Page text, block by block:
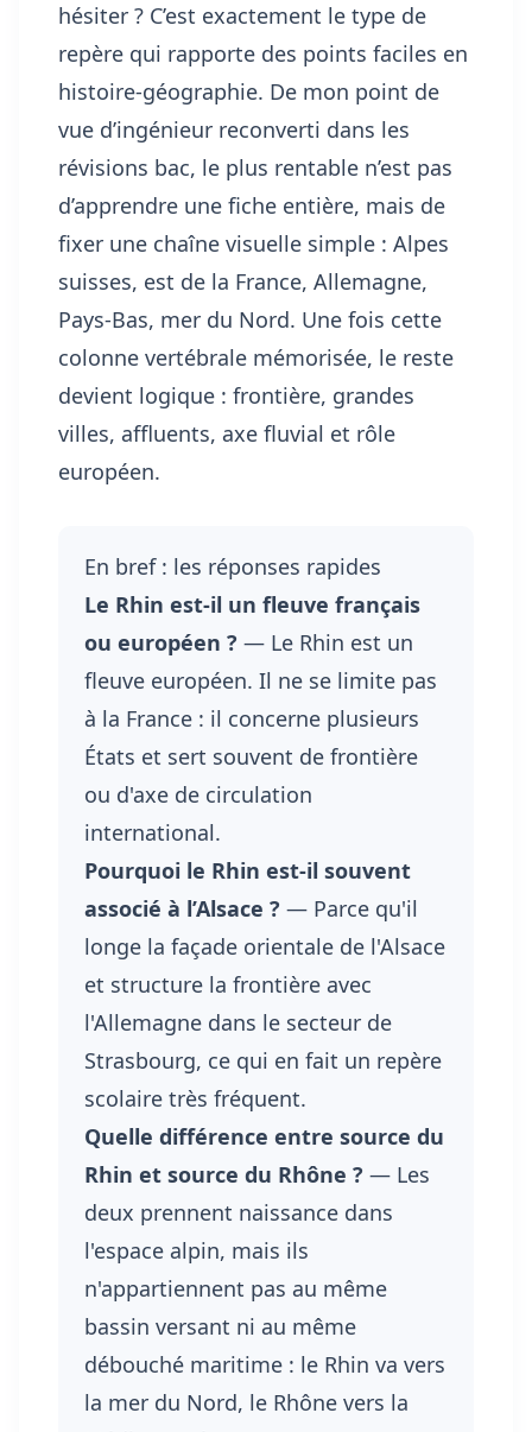
hésiter ? C’est exactement le type de
repère qui rapporte des points faciles en
histoire-géographie. De mon point de
vue d’ingénieur reconverti dans les
révisions bac, le plus rentable n’est pas
d’apprendre une fiche entière, mais de
fixer une chaîne visuelle simple : Alpes
suisses, est de la France, Allemagne,
Pays-Bas, mer du Nord. Une fois cette
colonne vertébrale mémorisée, le reste
devient logique : frontière, grandes
villes, affluents, axe fluvial et rôle
européen.
En bref : les réponses rapides
Le Rhin est-il un fleuve français
ou européen ? — Le Rhin est un
fleuve européen. Il ne se limite pas
à la France : il concerne plusieurs
États et sert souvent de frontière
ou d'axe de circulation
international.
Pourquoi le Rhin est-il souvent
associé à l’Alsace ? — Parce qu'il
longe la façade orientale de l'Alsace
et structure la frontière avec
l'Allemagne dans le secteur de
Strasbourg, ce qui en fait un repère
scolaire très fréquent.
Quelle différence entre source du
Rhin et source du Rhône ? — Les
deux prennent naissance dans
l'espace alpin, mais ils
n'appartiennent pas au même
bassin versant ni au même
débouché maritime : le Rhin va vers
la mer du Nord, le Rhône vers la